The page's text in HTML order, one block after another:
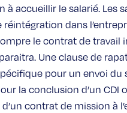
à accueillir le salarié.
dans
le contrat de travail
Une clause de
pour un envoi du
la conclusion d’un CDI
d’un contrat de mission